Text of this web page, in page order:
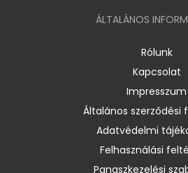
ÁLTALÁNOS
Rólunk
Kapcsolat
Impresszum
Általános szerződési
Adatvédelmi
Felhasználási
Panaszkezelési